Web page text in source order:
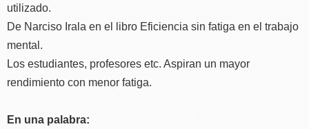
utilizado.
De Narciso Irala en el libro Eficiencia sin fatiga en el trabajo
mental.
Los estudiantes, profesores etc. Aspiran un mayor
rendimiento con menor fatiga.
En una palabra: